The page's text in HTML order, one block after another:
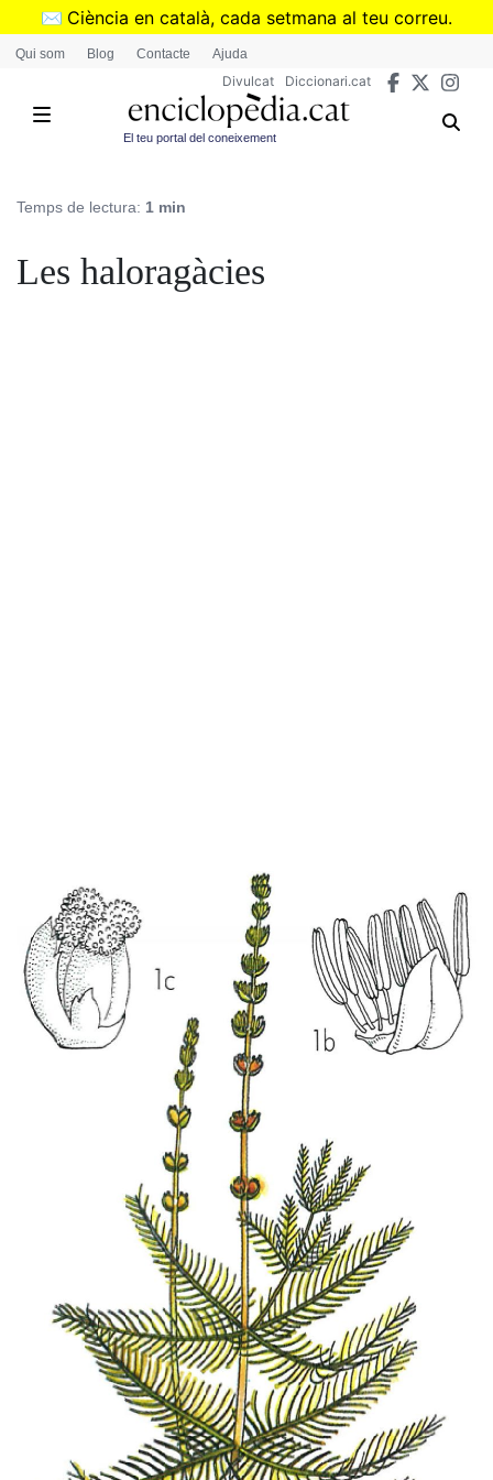
Vés
✉️ Ciència en català, cada setmana al teu correu.
➜Subscriu-te al butlletí de Divulcat
Qui som Blog Contacte Ajuda
Divulcat Diccionari.cat
El teu portal del coneixement
Temps de lectura: 1 min
Les haloragàcies